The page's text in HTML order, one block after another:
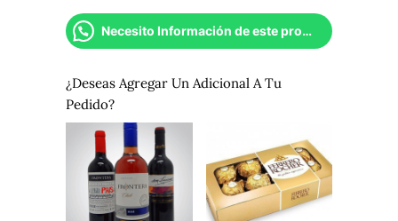
Necesito Información de este producto
¿Deseas Agregar Un Adicional A Tu
Pedido?